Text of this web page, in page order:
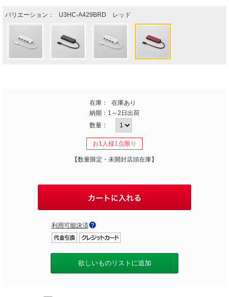
バリエーション： U3HC-A429BRD レッド
在庫：
在庫あり
納期： 1～2日出荷
数量：
お1人様1点限り
【数量限定・未開封店頭在庫】
利用可能決済
欲しいものリストに追加